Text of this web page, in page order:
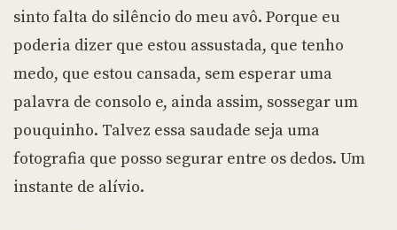
sinto falta do silêncio do meu avô. Porque eu
poderia dizer que estou assustada, que tenho
medo, que estou cansada, sem esperar uma
palavra de consolo e, ainda assim, sossegar um
pouquinho. Talvez essa saudade seja uma
fotografia que posso segurar entre os dedos. Um
instante de alívio.